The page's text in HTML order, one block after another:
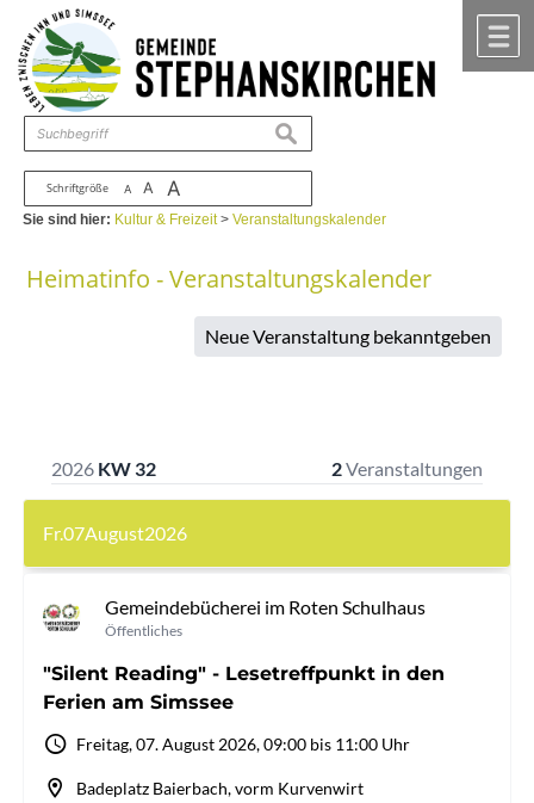
Zum Inhalt ,zur Navigation
Schriftgröße A A A
suchen
Sie sind hier: Kultur & Freizeit>Veranstaltungskalender
Heimatinfo - Veranstaltungskalender